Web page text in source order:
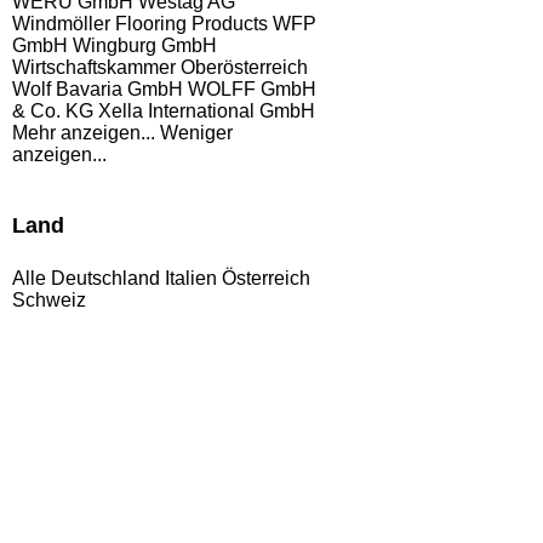
Windmöller Flooring Products WFP
GmbH Wingburg GmbH
Wirtschaftskammer Oberösterreich
Wolf Bavaria GmbH WOLFF GmbH
& Co. KG Xella International GmbH
Mehr anzeigen... Weniger
anzeigen...
Land
Alle Deutschland Italien Österreich
Schweiz